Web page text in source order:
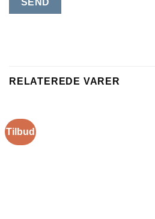
RELATEREDE VARER
Tilbud